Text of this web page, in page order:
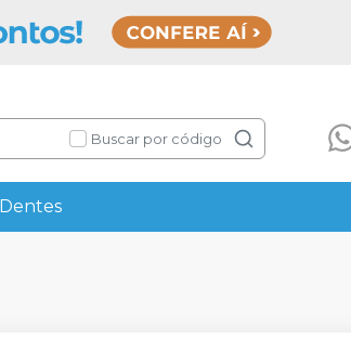
Buscar por código
Dentes